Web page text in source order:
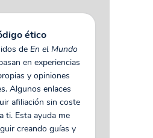
ético
de En el Mundo
en experiencias
y opiniones
Algunos enlaces
afiliación sin coste
ti. Esta ayuda me
creando guías y